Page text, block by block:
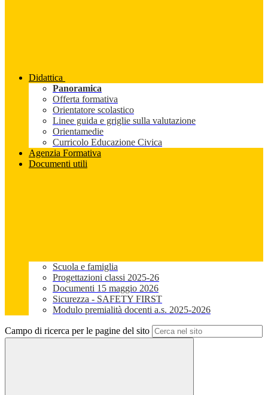
Didattica
Panoramica
Offerta formativa
Orientatore scolastico
Linee guida e griglie sulla valutazione
Orientamedie
Curricolo Educazione Civica
Agenzia Formativa
Documenti utili
Scuola e famiglia
Progettazioni classi 2025-26
Documenti 15 maggio 2026
Sicurezza - SAFETY FIRST
Modulo premialità docenti a.s. 2025-2026
Campo di ricerca per le pagine del sito